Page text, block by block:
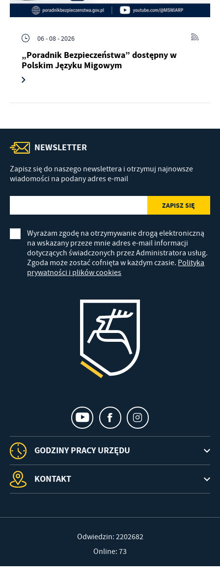
06 - 08 - 2026
„Poradnik Bezpieczeństwa” dostępny w
Polskim Języku Migowym
NEWSLETTER
Zapisz się do naszego newslettera i otrzymuj najnowsze
wiadomości na podany adres e-mail
Wyrażam zgodę na otrzymywanie drogą elektroniczną
na wskazany przeze mnie adres e-mail informacji
dotyczących świadczonych przez Administratora usług.
Zgoda może zostać cofnięta w każdym czasie. Polityka
prywatności i plików cookies
GODZINY PRACY URZĘDU
KONTAKT
Odwiedzin: 2202682
Online: 73